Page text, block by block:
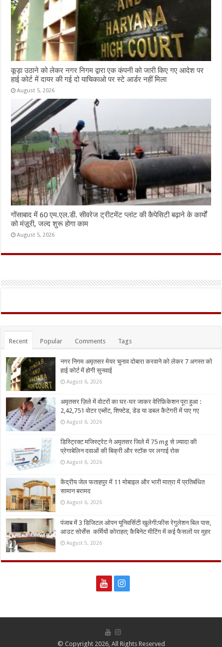
कूड़ा उठाने को लेकर नगर निगम द्वारा एक कंपनी को जारी किए गए आदेश पर
हाई कोर्ट में दायर की गई दो याचिकाओ पर स्टे आर्डर नहीं मिला
August 5, 2026
गोंसाबाद में 60 एम.एल.डी. सीवरेज ट्रीटमेंट प्लांट की कैपेसिटी बढ़ाने के कार्यों
को मंज़ूरी, जल्द शुरू होगा काम
August 5, 2026
Recent Popular Comments Tags
नगर निगम अमृतसर मेयर चुनाव दोबारा करवाने को लेकर 7 अगस्त को
हाई कोर्ट में होगी सुनवाई
August 6, 2026
अमृतसर ज़िले में वोटरों का घर-घर जाकर वेरिफ़िकेशन पूरा हुआ :
2,42,751 वोटर एब्सेंट, शिफ्टेड, डेड या डबल कैटेगरी में पाए गए
August 6, 2026
डिस्ट्रिक्ट मजिस्ट्रेट ने अमृतसर जिले में 75 mg से ज़्यादा की
प्रेगाबेलिन दवाओं की बिक्री और स्टॉक पर लगाई रोक
August 6, 2026
केंद्रीय जेल फताहपुर में 11 मोबाइल और भारी मात्रा में प्रतिबंधित
सामान बरामद
August 6, 2026
पंजाब में 3 डिजिटल ओपन यूनिवर्सिटी खुलेगी:फीस रेगुलेशन बिल पास,
आउट सोर्सेस कर्मियों कोराहत; कैबिनेट मीटिंग में कई फैसलों पर मुहर
August 5, 2026
© Copyright 2026, All Rights Reserved